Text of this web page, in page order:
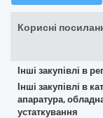
Корисні
Інші закупівлі в
Інші закупівлі в
апаратура,
устаткування